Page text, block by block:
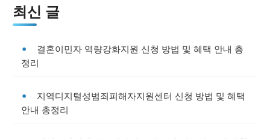
최신 글
결혼이민자 역량강화지원 신청 방법 및 혜택 안내 총
정리
지역디지털성범죄피해자지원센터 신청 방법 및 혜택
안내 총정리